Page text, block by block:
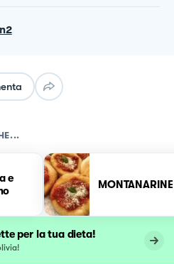
e
MONTANARINE
per la tua dieta!